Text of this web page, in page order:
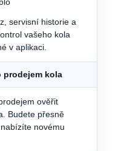
servisní historie a
vašeho kola
v aplikaci.
prodejem kola
ověřit
Budete přesně
novému